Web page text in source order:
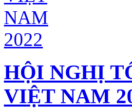
HỘI NGHỊ
VIỆT NAM